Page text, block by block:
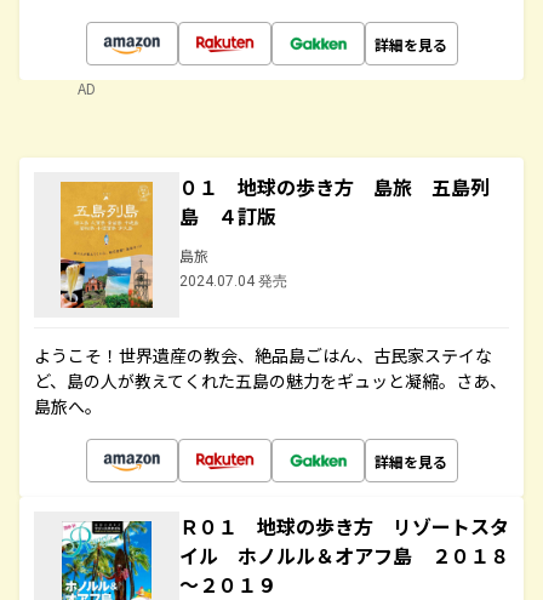
詳細を見る
AD
０１ 地球の歩き方 島旅 五島列
島 ４訂版
島旅
2024.07.04 発売
ようこそ！世界遺産の教会、絶品島ごはん、古民家ステイな
ど、島の人が教えてくれた五島の魅力をギュッと凝縮。さあ、
島旅へ。
詳細を見る
Ｒ０１ 地球の歩き方 リゾートスタ
イル ホノルル＆オアフ島 ２０１８
～２０１９